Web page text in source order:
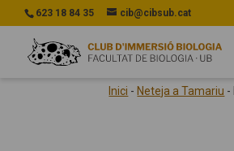
623 18 84 35 cib@cibsub.cat
Inici - Neteja a Tamariu -